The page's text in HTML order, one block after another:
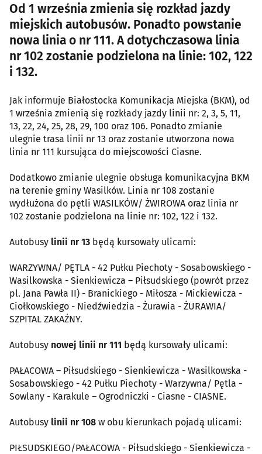
Od 1 września zmienia się rozkład jazdy
miejskich autobusów. Ponadto powstanie
nowa linia o nr 111. A dotychczasowa linia
nr 102 zostanie podzielona na linie: 102, 122
i 132.
Jak informuje Białostocka Komunikacja Miejska (BKM), od
1 września zmienią się rozkłady jazdy linii nr: 2, 3, 5, 11,
13, 22, 24, 25, 28, 29, 100 oraz 106. Ponadto zmianie
ulegnie trasa linii nr 13 oraz zostanie utworzona nowa
linia nr 111 kursująca do miejscowości Ciasne.
Dodatkowo zmianie ulegnie obsługa komunikacyjna BKM
na terenie gminy Wasilków. Linia nr 108 zostanie
wydłużona do pętli WASILKÓW/ ŻWIROWA oraz linia nr
102 zostanie podzielona na linie nr: 102, 122 i 132.
Autobusy linii nr 13 będą kursowały ulicami:
WARZYWNA/ PĘTLA - 42 Pułku Piechoty - Sosabowskiego -
Wasilkowska - Sienkiewicza – Piłsudskiego (powrót przez
pl. Jana Pawła II) - Branickiego - Miłosza - Mickiewicza -
Ciołkowskiego - Niedźwiedzia - Żurawia - ŻURAWIA/
SZPITAL ZAKAŹNY.
Autobusy nowej linii nr 111 będą kursowały ulicami:
PAŁACOWA – Piłsudskiego - Sienkiewicza - Wasilkowska -
Sosabowskiego - 42 Pułku Piechoty - Warzywna/ Pętla -
Sowlany - Karakule – Ogrodniczki - Ciasne - CIASNE.
Autobusy linii nr 108 w obu kierunkach pojadą ulicami:
PIŁSUDSKIEGO/PAŁACOWA - Piłsudskiego - Sienkiewicza -